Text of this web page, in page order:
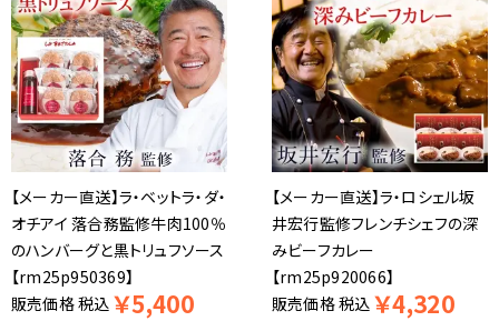
【メーカー直送】ラ・ベットラ・ダ・
オチアイ 落合務監修牛肉100％
のハンバーグと黒トリュフソース
【rm25p950369】
販売価格税込 ￥5,400
【メーカー直送】ラ・ロシェル坂
井宏行監修フレンチシェフの深
みビーフカレー
【rm25p920066】
販売価格税込 ￥4,320